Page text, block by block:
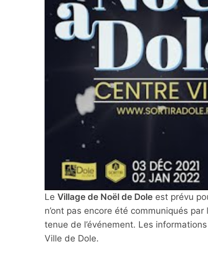
Le Village de Noël de Dole est prévu
n’ont pas encore été communiqués
tenue de l’événement. Les
Ville de Dole.